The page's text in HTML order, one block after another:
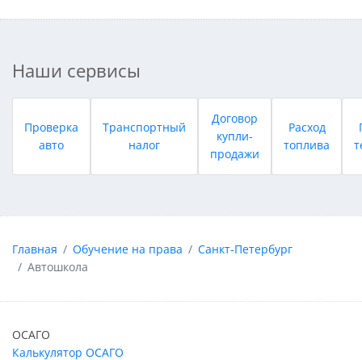
Наши сервисы
Проверка
авто
Транспортный
налог
Договор
купли-
продажи
Расход
топлива
Главная Обучение на права
Санкт-Петербург
Автошкола
ОСАГО
Калькулятор ОСАГО